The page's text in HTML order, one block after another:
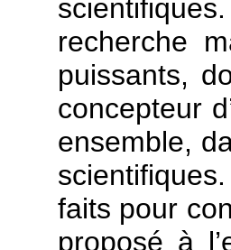
recherche
puissants,
concepteur
ensemble,
faits pour
proposé à